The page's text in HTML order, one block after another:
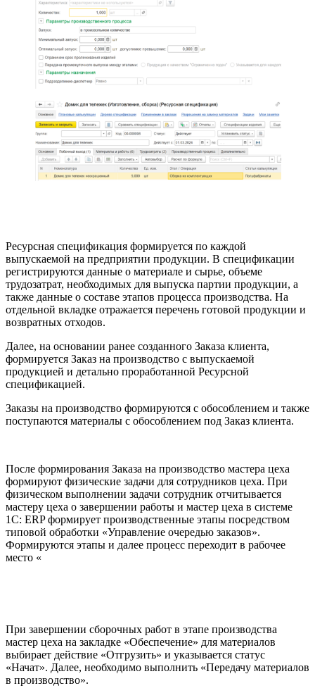
Ресурсная спецификация формируется по каждой
выпускаемой на предприятии продукции. В спецификации
регистрируются данные о материале и сырье, объеме
трудозатрат, необходимых для выпуска партии продукции, а
также данные о составе этапов процесса производства. На
отдельной вкладке отражается перечень готовой продукции и
возвратных отходов.
Далее, на основании ранее созданного Заказа клиента,
формируется Заказ на производство с выпускаемой
продукцией и детально проработанной Ресурсной
спецификацией.
Заказы на производство формируются с обособлением и также
поступаются материалы с обособлением под Заказ клиента.
После формирования Заказа на производство мастера цеха
формируют физические задачи для сотрудников цеха. При
физическом выполнении задачи сотрудник отчитывается
мастеру цеха о завершении работы и мастер цеха в системе
1С: ERP формирует производственные этапы посредством
типовой обработки «Управление очередью заказов».
Формируются этапы и далее процесс переходит в рабочее
место «
При завершении сборочных работ в этапе производства
мастер цеха на закладке «Обеспечение» для материалов
выбирает действие «Отгрузить» и указывается статус
«Начат». Далее, необходимо выполнить «Передачу материалов
в производство».